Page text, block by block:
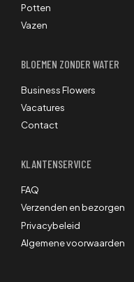
Potten
Vazen
BLOEMEN ZONDER WATER
Business Flowers
Vacatures
Contact
KLANTENSERVICE
FAQ
Verzenden en bezorgen
Privacybeleid
Algemene voorwaarden